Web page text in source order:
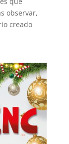
observar,
creado